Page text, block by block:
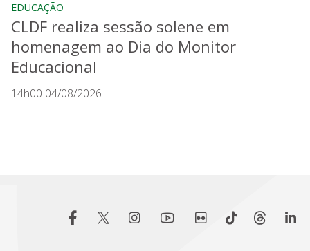
EDUCAÇÃO
CLDF realiza sessão solene em
homenagem ao Dia do Monitor
Educacional
14h00 04/08/2026